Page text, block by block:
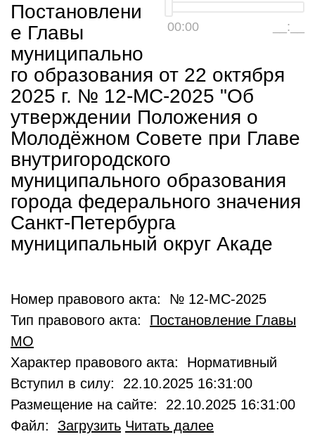
00:00 __:__
Постановлени
е Главы
муниципально
го образования от 22 октября
2025 г. № 12-МС-2025 "Об
утверждении Положения о
Молодёжном Совете при Главе
внутригородского
муниципального образования
города федерального значения
Санкт-Петербурга
муниципальный округ Акаде
Номер правового акта: № 12-МС-2025
Тип правового акта: Постановление Главы
МО
Характер правового акта: Нормативный
Вступил в силу: 22.10.2025 16:31:00
Размещение на сайте: 22.10.2025 16:31:00
Файл: Загрузить Читать далее